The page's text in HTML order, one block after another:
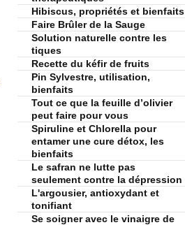
Hibiscus, propriétés et bienfaits
Faire Brûler de la Sauge
Solution naturelle contre les
tiques
Recette du kéfir de fruits
Pin Sylvestre, utilisation,
bienfaits
Tout ce que la feuille d’olivier
peut faire pour vous
Spiruline et Chlorella pour
entamer une cure détox, les
bienfaits
Le safran ne lutte pas
seulement contre la dépression
L'argousier, antioxydant et
tonifiant
Se soigner avec le vinaigre de